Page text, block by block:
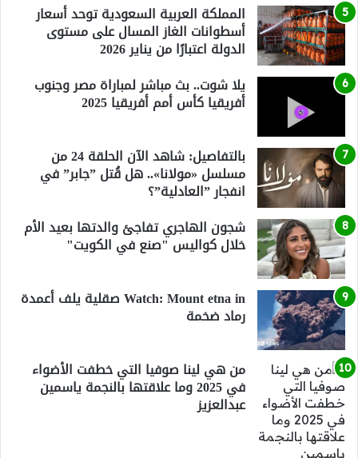
المملكة العربية السعودية توحد أسعار
أسطوانات الغاز المسال على مستوى
الدولة اعتبارًا من يناير 2026
يلا شوت.. بث مباشر لمباراة مصر وجنوب
أفريقيا كأس أمم أفريقيا 2025
بالتفاصيل: شاهد الآن الحلقة 24 من
مسلسل «مولانا».. هل قُتل ”جابر” في
انفجار ”العادلية”؟
شجون الهاجري تفاجئ والدتها بعيد الأم
خلال كواليس "صنع في الكويت"
Watch: Mount etna in صقلية يلف أعمدة
رماد ضخمة
من هي لينا صوفيا التي خطفت الأضواء
في 2025 وما علاقتها بالنجمة ياسمين
عبدالعزيز